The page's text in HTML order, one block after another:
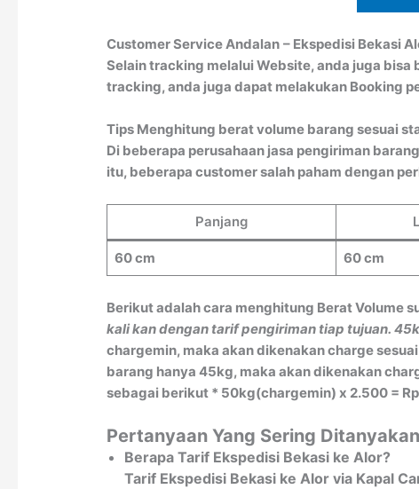
Customer Service Andalan – Ekspedisi Bekasi
Selain tracking melalui Website, anda juga
tracking, anda juga dapat melakukan Booking
Tips Menghitung berat volume barang sesuai
Di beberapa perusahaan jasa pengiriman
itu, beberapa customer salah paham dengan
Panjang
60 cm 60 cm
Berikut adalah cara menghitung Berat Volume
kali kan dengan tarif pengiriman tiap tujuan.
chargemin, maka akan dikenakan charge
barang hanya 45kg, maka akan dikenakan
sebagai berikut * 50kg(chargemin) x 2.500 =
Pertanyaan Yang Sering
Berapa Tarif Ekspedisi Bekasi ke Alor?
Tarif Ekspedisi Bekasi ke Alor via Kapal